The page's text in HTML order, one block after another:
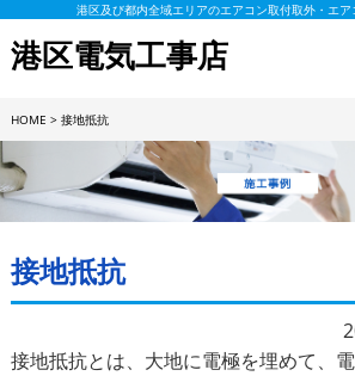
港区及び都内全域エリアのエアコン取付取外・エ
港区電気工事店
HOME > 接地抵抗
接地抵抗
接地抵抗とは、大地に電極を埋めて、